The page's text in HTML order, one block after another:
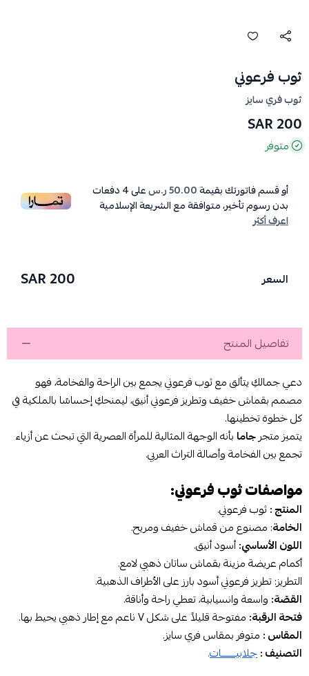
ثوب فرعوني
ثوب فري سايز
200 SAR
متوفر
أو قسم فاتورتك بقيمة50.00 ر.س على4دفعات
بدون رسوم تأخير، متوافقة مع الشريعة الإسلامية
اعرف أكثر
السعر 200 SAR
تفاصيل المنتج
دعي جمالكِ يتألق مع ثوب فرعوني يجمع بين الراحة والفخامة، فهو
مصمم بقماش خفيف وتطريز فرعوني أنيق، ليمنحكِ إحساسًا بالملكية في
كل خطوة تخطينها.
يتميز متجرجاما بأنه الوجهة المثالية للمرأة العصرية التي تبحث عن أزياء
تجمع بين الفخامة وأصالة التراث العربي.
مواصفات ثوب فرعوني:
المنتج :ثوب فرعوني.
الخامة: مصنوع من قماش خفيف ومريح.
اللون الأساسي:أسود أنيق.
أكمام عريضة مزينة بقماش ساتان ذهبي لامع.
التطريز: تطريز فرعوني أسود بارز على الأطراف الذهبية.
القصّة: واسعة وانسيابية، تعطي راحة وأناقة.
فتحة الرقبة: مفتوحة قليلاً على شكل V ناعم مع إطار ذهبي يحيط بها.
المقاس : متوفر بمقاس فري سايز.
التصنيف :جلابيـــــــات.